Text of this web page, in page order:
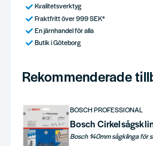
Kvalitetsverktyg
Fraktfritt över 999 SEK*
En järnhandel för alla
Butik i Göteborg
Rekommenderade
BOSCH PROFESSIONAL
Bosch 140mm sågklinga för